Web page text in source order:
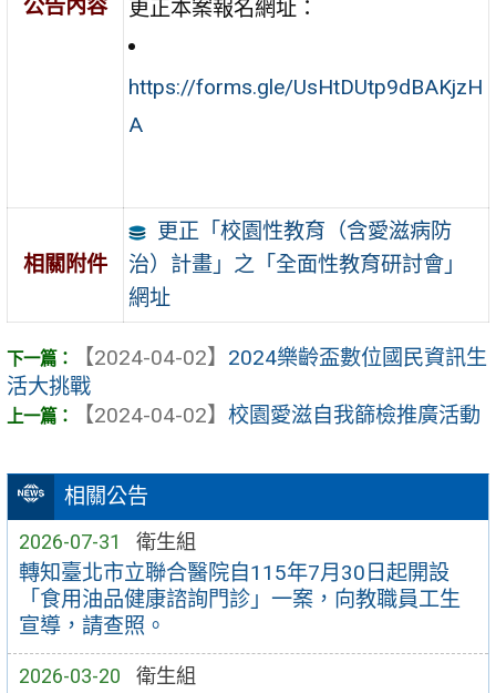
相關公告
2026-07-31 衛生組
轉知臺北市立聯合醫院自115年7月30日起開設
「食用油品健康諮詢門診」一案，向教職員工生
宣導，請查照。
2026-03-20 衛生組
公告內容
更正本案報名網址：
https://forms.gle/UsHtDUtp9dBAKjzH
A
相關附件
更正「校園性教育（含愛滋病防
治）計畫」之「全面性教育研討會」
網址
【2024-04-02】 2024樂齡盃數位國民資訊生
活大挑戰
【2024-04-02】 校園愛滋自我篩檢推廣活動